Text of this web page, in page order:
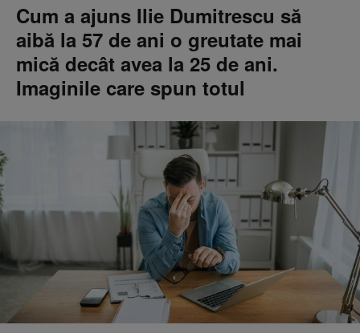
Cum a ajuns Ilie Dumitrescu să
aibă la 57 de ani o greutate mai
mică decât avea la 25 de ani.
Imaginile care spun totul